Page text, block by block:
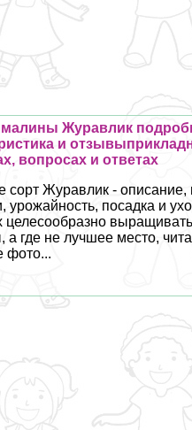
Журавлик
и
вопросах и ответах
сорт Журавлик - описание,
урожайность, посадка и
целесообразно
а где не лучшее место,
фото...